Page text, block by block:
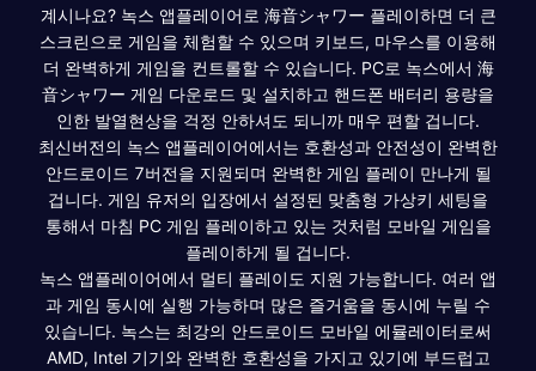
계시나요? 녹스 앱플레이어로 海音シャワー 플레이하면 더 큰
스크린으로 게임을 체험할 수 있으며 키보드, 마우스를 이용해
더 완벽하게 게임을 컨트롤할 수 있습니다. PC로 녹스에서 海
音シャワー 게임 다운로드 및 설치하고 핸드폰 배터리 용량을
인한 발열현상을 걱정 안하셔도 되니까 매우 편할 겁니다.
최신버전의 녹스 앱플레이어에서는 호환성과 안전성이 완벽한
안드로이드 7버전을 지원되며 완벽한 게임 플레이 만나게 될
겁니다. 게임 유저의 입장에서 설정된 맞춤형 가상키 세팅을
통해서 마침 PC 게임 플레이하고 있는 것처럼 모바일 게임을
플레이하게 될 겁니다.
녹스 앱플레이어에서 멀티 플레이도 지원 가능합니다. 여러 앱
과 게임 동시에 실행 가능하며 많은 즐거움을 동시에 누릴 수
있습니다. 녹스는 최강의 안드로이드 모바일 에뮬레이터로써
AMD, Intel 기기와 완벽한 호환성을 가지고 있기에 부드럽고